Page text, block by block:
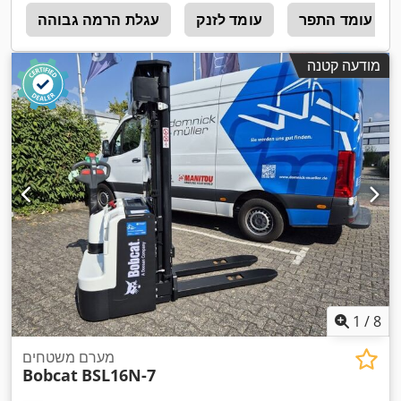
עגלת הרמה גבוהה עומד לזנק עומד התפר
מודעה קטנה
1 /8
מערם משטחים
Bobcat BSL16N-7